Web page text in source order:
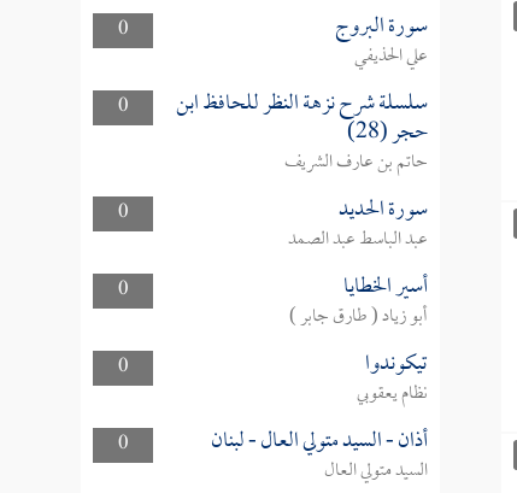
0
سورة البروج
علي الحذيفي
0
سلسلة شرح نزهة النظر للحافظ ابن
حجر (28)
حاتم بن عارف الشريف
0
سورة الحديد
عبد الباسط عبد الصمد
0
أسير الخطايا
أبو زياد ( طارق جابر )
0
تيكوندوا
نظام يعقوبي
0
أذان - السيد متولي العال - لبنان
السيد متولي العال